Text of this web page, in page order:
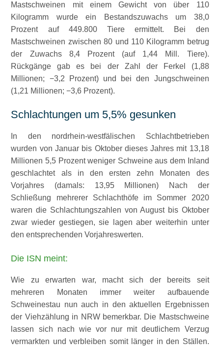
Mastschweinen mit einem Gewicht von über 110
Kilogramm wurde ein Bestandszuwachs um 38,0
Prozent auf 449.800 Tiere ermittelt. Bei den
Mastschweinen zwischen 80 und 110 Kilogramm betrug
der Zuwachs 8,4 Prozent (auf 1,44 Mill. Tiere).
Rückgänge gab es bei der Zahl der Ferkel (1,88
Millionen; −3,2 Prozent) und bei den Jungschweinen
(1,21 Millionen; −3,6 Prozent).
Schlachtungen um 5,5% gesunken
In den nordrhein-westfälischen Schlachtbetrieben
wurden von Januar bis Oktober dieses Jahres mit 13,18
Millionen 5,5 Prozent weniger Schweine aus dem Inland
geschlachtet als in den ersten zehn Monaten des
Vorjahres (damals: 13,95 Millionen) Nach der
Schließung mehrerer Schlachthöfe im Sommer 2020
waren die Schlachtungszahlen von August bis Oktober
zwar wieder gestiegen, sie lagen aber weiterhin unter
den entsprechenden Vorjahreswerten.
Die ISN meint:
Wie zu erwarten war, macht sich der bereits seit
mehreren Monaten immer weiter aufbauende
Schweinestau nun auch in den aktuellen Ergebnissen
der Viehzählung in NRW bemerkbar. Die Mastschweine
lassen sich nach wie vor nur mit deutlichem Verzug
vermarkten und verbleiben somit länger in den Ställen.